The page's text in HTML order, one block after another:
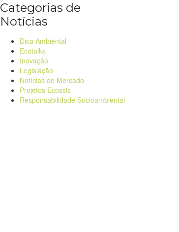
Categorias de
Notícias
Dica Ambiental
Ecotalks
Inovação
Legislação
Notícias de Mercado
Projetos Ecossis
Responsabilidade Socioambiental